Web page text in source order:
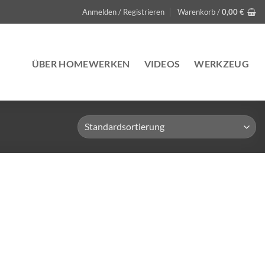
Anmelden / Registrieren Warenkorb /0,00€
ÜBER HOMEWERKEN VIDEOS WERKZEUG